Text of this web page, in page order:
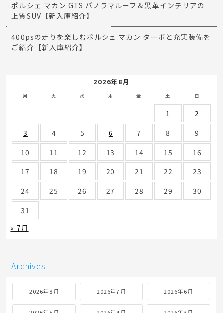
ポルシェ マカン GTS パノラマルーフ＆黒革インテリアの
上質SUV【新入庫紹介】
400psの走りを楽しむポルシェ マカン ターボと充実装備を
ご紹介【新入庫紹介】
2026年8月
月 火 水 木 金 土 日
1
2
3
4 5 6 7 8
9
10
11 12 13 14 15
16
17
18 19 20 21 22
23
24
25 26 27 28 29
30
31
« 7月
Archives
2026年8月 2026年7月 2026年6月